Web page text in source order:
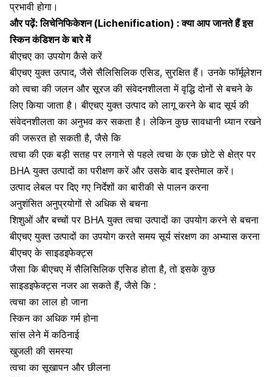
प्रभावी होगा।
और पढ़ें:लिचेनिफिकेशन (Lichenification) : क्या आप जानते हैं इस
स्किन कंडिशन के बारे में
बीएचए का उपयोग कैसे करें
बीएचए युक्त उत्पाद, जैसे सैलिसिलिक एसिड, सुरक्षित हैं। उनके फॉर्मूलेशन
को त्वचा की जलन और सूरज की संवेदनशीलता में वृद्धि दोनों से बचने के
लिए किया जाता है। बीएचए युक्त उत्पाद को लागू करने के बाद सूर्य की
संवेदनशीलता का अनुभव कर सकता है। लेकिन कुछ सावधानी ध्यान रखने
की जरूरत हो सकती है, जैसे कि
त्वचा की एक बड़ी सतह पर लगाने से पहले त्वचा के एक छोटे से क्षेत्र पर
BHA युक्त उत्पादों का परीक्षण करें और उसके बाद इस्तेमाल करें।
उत्पाद लेबल पर दिए गए निर्देशों का बारीकी से पालन करना
अनुशंसित अनुप्रयोगों से अधिक से बचना
शिशुओं और बच्चों पर BHA युक्त त्वचा उत्पादों का उपयोग करने से बचना
बीएचए युक्त उत्पादों का उपयोग करते समय सूर्य संरक्षण का अभ्यास करना
बीएचए के साइडइफेक्ट्स
जैसा कि बीएचए में सैलिसिलिक एसिड होता है, तो इसके कुछ
साइडइफेक्ट्स नजर आ सकते हैं, जैसे कि :
त्वचा का लाल हो जाना
स्किन का अधिक गर्म होना
सांस लेने में कठिनाई
खुजली की समस्या
त्वचा का सूखापन और छीलना